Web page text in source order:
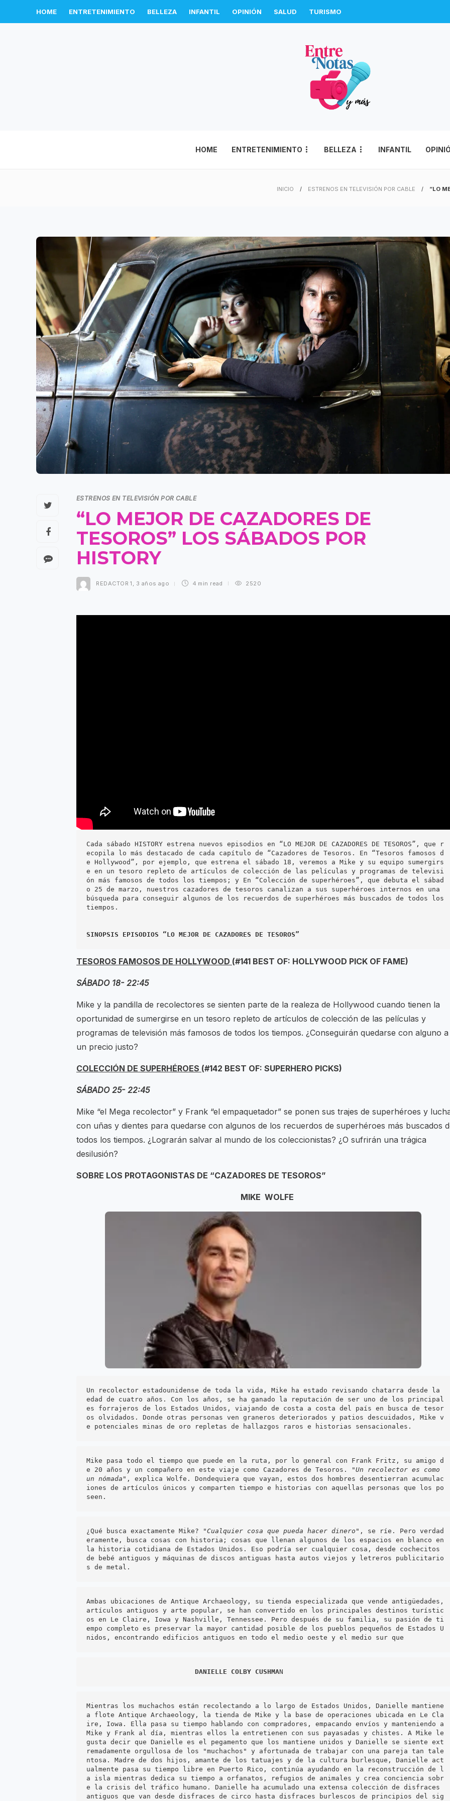
HOME ENTRETENIMIENTO BELLEZA INFANTIL OPINIÓN SALUD TURISMO
HOME ENTRETENIMIENTO BELLEZA INFANTIL
INICIO ESTRENOS EN TELEVISIÓN POR CABLE “LO
ESTRENOS EN TELEVISIÓN POR CABLE
“LO MEJOR DE CAZADORES DE
TESOROS” LOS SÁBADOS POR
HISTORY
REDACTOR 1 , 3 años ago 4 min read 2520
Cada sábado HISTORY estrena nuevos episodios en “LO MEJOR DE CAZADORES DE TESOROS”, que r
ecopila lo más destacado de cada capítulo de “Cazadores de Tesoros. En “Tesoros famosos d
e Hollywood”, por ejemplo, que estrena el sábado 18, veremos a Mike y su equipo sumergirs
e en un tesoro repleto de artículos de colección de las películas y programas de televisi
ón más famosos de todos los tiempos; y En “Colección de superhéroes”, que debuta el sábad
o 25 de marzo, nuestros cazadores de tesoros canalizan a sus superhéroes internos en una
búsqueda para conseguir algunos de los recuerdos de superhéroes más buscados de todos los
tiempos.
SINOPSIS EPISODIOS “LO MEJOR DE CAZADORES DE TESOROS”
TESOROS FAMOSOS DE HOLLYWOOD (#141 BEST OF: HOLLYWOOD PICK OF FAME)
SÁBADO 18- 22:45
Mike y la pandilla de recolectores se sienten parte de la realeza de Hollywood cuando tienen la
oportunidad de sumergirse en un tesoro repleto de artículos de colección de las películas y
programas de televisión más famosos de todos los tiempos. ¿Conseguirán quedarse con alguno a
un precio justo?
COLECCIÓN DE SUPERHÉROES (#142 BEST OF: SUPERHERO PICKS)
SÁBADO 25- 22:45
Mike “el Mega recolector” y Frank “el empaquetador” se ponen sus trajes de superhéroes y
con uñas y dientes para quedarse con algunos de los recuerdos de superhéroes más buscados
todos los tiempos. ¿Lograrán salvar al mundo de los coleccionistas? ¿O sufrirán una trágica
desilusión?
SOBRE LOS PROTAGONISTAS DE “CAZADORES DE TESOROS”
MIKE WOLFE
Un recolector estadounidense de toda la vida, Mike ha estado revisando chatarra desde la
edad de cuatro años. Con los años, se ha ganado la reputación de ser uno de los principal
es forrajeros de los Estados Unidos, viajando de costa a costa del país en busca de tesor
os olvidados. Donde otras personas ven graneros deteriorados y patios descuidados, Mike v
e potenciales minas de oro repletas de hallazgos raros e historias sensacionales.
Mike pasa todo el tiempo que puede en la ruta, por lo general con Frank Fritz, su amigo d
e 20 años y un compañero en este viaje como Cazadores de Tesoros. "Un recolector es como
un nómada ", explica Wolfe. Dondequiera que vayan, estos dos hombres desentierran acumulac
iones de artículos únicos y comparten tiempo e historias con aquellas personas que los po
seen.
¿Qué busca exactamente Mike? "Cualquier cosa que pueda hacer dinero ", se ríe. Pero verdad
eramente, busca cosas con historia; cosas que llenan algunos de los espacios en blanco en
la historia cotidiana de Estados Unidos. Eso podría ser cualquier cosa, desde cochecitos
de bebé antiguos y máquinas de discos antiguas hasta autos viejos y letreros publicitario
s de metal.
Ambas ubicaciones de Antique Archaeology, su tienda especializada que vende antigüedades,
artículos antiguos y arte popular, se han convertido en los principales destinos turístic
os en Le Claire, Iowa y Nashville, Tennessee. Pero después de su familia, su pasión de ti
empo completo es preservar la mayor cantidad posible de los pueblos pequeños de Estados U
nidos, encontrando edificios antiguos en todo el medio oeste y el medio sur que
DANIELLE COLBY CUSHMA
Mientras los muchachos están recolectando a lo largo de Estados Unidos, Danielle mantiene
a flote Antique Archaeology, la tienda de Mike y la base de operaciones ubicada en Le Cla
ire, Iowa. Ella pasa su tiempo hablando con compradores, empacando envíos y manteniendo a
Mike y Frank al día, mientras ellos la entretienen con sus payasadas y chistes. A Mike le
gusta decir que Danielle es el pegamento que los mantiene unidos y Danielle se siente ext
remadamente orgullosa de los "muchachos" y afortunada de trabajar con una pareja tan tale
ntosa. Madre de dos hijos, amante de los tatuajes y de la cultura burlesque, Danielle act
ualmente pasa su tiempo libre en Puerto Rico, continúa ayudando en la reconstrucción de l
a isla mientras dedica su tiempo a orfanatos, refugios de animales y crea conciencia sobr
e la crisis del tráfico humano. Danielle ha acumulado una extensa colección de disfraces
antiguos que van desde disfraces de circo hasta disfraces burlescos de principios del sig